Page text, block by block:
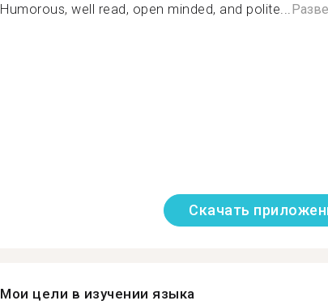
Humorous, well read, open minded, and polite...
Скачать
Мои цели в изучении языка